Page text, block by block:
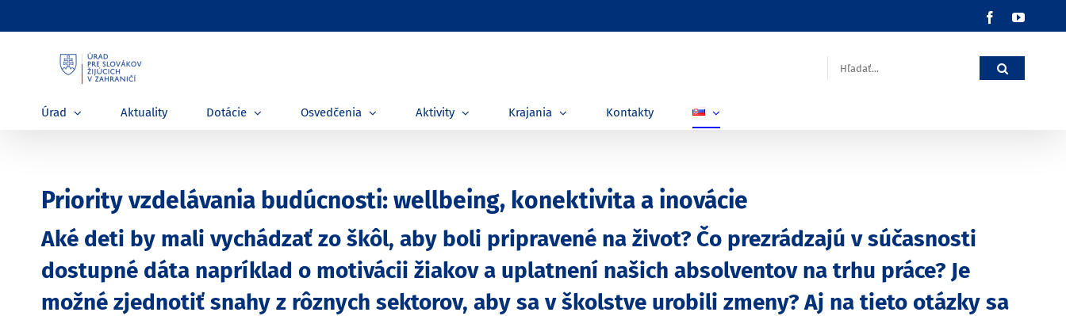
to
Facebook
Hľadať:
Úrad Aktuality Dotácie Osvedčenia Aktivity Krajania Kontakty
Priority vzdelávania budúcnosti: wellbeing, konektivita a inovácie
Aké deti by mali vychádzať zo škôl, aby boli pripravené na život? Čo prezrádzajú v súčasnosti
dostupné dáta napríklad o motivácii žiakov a uplatnení našich absolventov na trhu práce? Je
možné zjednotiť snahy z rôznych sektorov, aby sa v školstve urobili zmeny? Aj na tieto otázky sa